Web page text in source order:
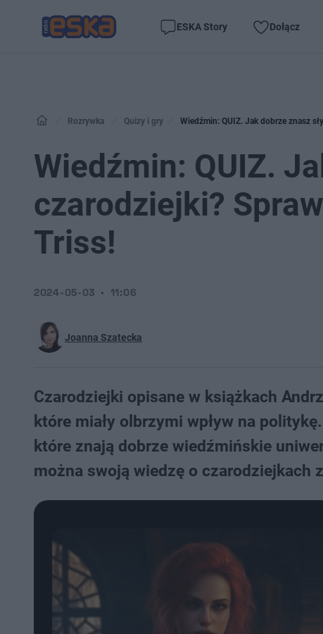
ESKA Story Dołącz
Rozrywka Quizy i gry Wiedźmin: QUIZ. Jak dobrze znasz
Wiedźmin: QUIZ.
czarodziejki?
Triss!
Joanna Szatecka
2024-05-03 11:06
Czarodziejki opisane w książkach
które miały olbrzymi wpływ na
które znają dobrze wiedźmińskie
można swoją wiedzę o czarodziejkach